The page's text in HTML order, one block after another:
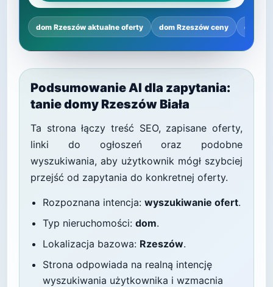
dom Rzeszów aktualne oferty dom Rzeszów ceny dom
Podsumowanie AI dla zapytania:
tanie domy Rzeszów Biała
Ta strona łączy treść SEO, zapisane oferty,
linki do ogłoszeń oraz podobne
wyszukiwania, aby użytkownik mógł szybciej
przejść od zapytania do konkretnej oferty.
Rozpoznana intencja: wyszukiwanie ofert.
Typ nieruchomości: dom.
Lokalizacja bazowa: Rzeszów.
Strona odpowiada na realną intencję
wyszukiwania użytkownika i wzmacnia